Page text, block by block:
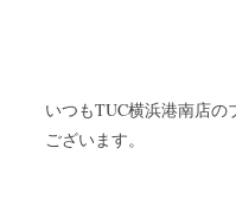
いつもTUC横浜港南店の
ございます。